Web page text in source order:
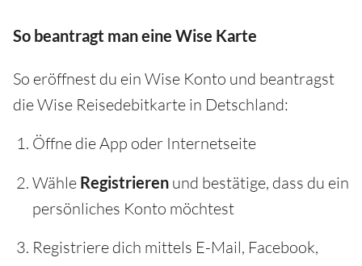
So beantragt man eine Wise Karte
So eröffnest du ein Wise Konto und beantragst
die Wise Reisedebitkarte in Detschland:
Öffne die App oder Internetseite
Wähle Registrieren und bestätige, dass du ein
persönliches Konto möchtest
Registriere dich mittels E-Mail, Facebook,